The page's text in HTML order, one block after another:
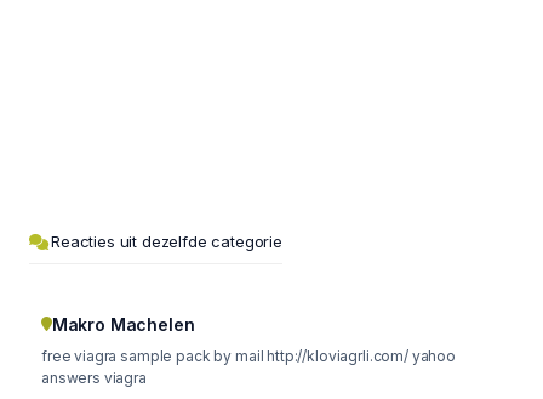
Reacties uit dezelfde categorie
Makro Machelen
free viagra sample pack by mail http://kloviagrli.com/ yahoo
answers viagra